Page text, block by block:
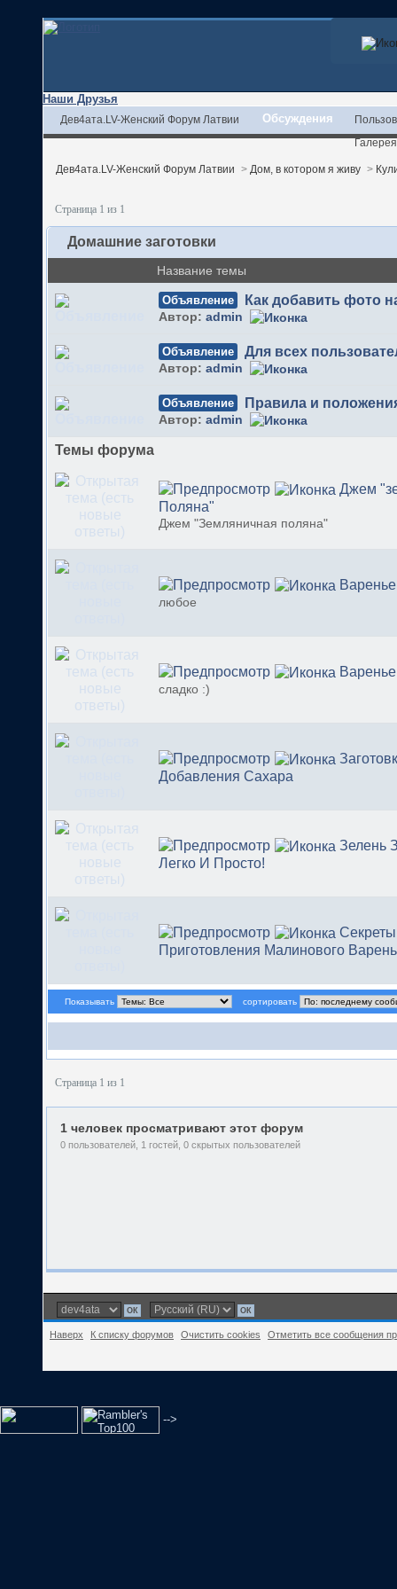
Наши Друзья
Дев4ата.LV-Женский Форум Латвии Обсуждения
Галерея
Дев4ата.LV-Женский Форум Латвии > Дом, в котором я живу >
Страница 1 из 1
Домашние заготовки
Название темы
Объявление Как добавить фото
Автор: admin
Объявление Для всех
Автор: admin
Объявление Правила и
Автор: admin
Темы форума
Джем
Поляна"
Джем "Земляничная поляна"
Варенье
любое
сладко :)
Добавления Сахара
Зелень
Легко И Просто!
Секреты
Приготовления Малинового
Показывать сортировать
Страница 1 из 1
1 человек просматривают этот форум
0 пользователей, 1 гостей, 0 скрытых пользователей
Наверх К списку форумов Очистить cookies Отметить все сообщения
-->